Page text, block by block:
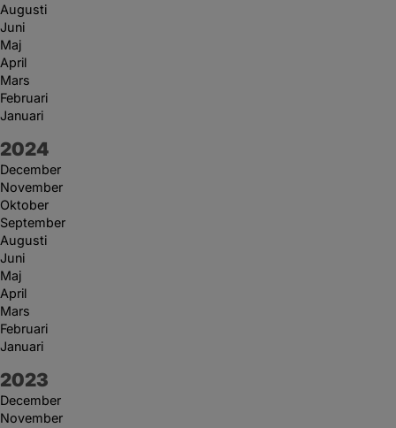
Augusti
Juni
Maj
April
Mars
Februari
Januari
År:
2024
December
November
Oktober
September
Augusti
Juni
Maj
April
Mars
Februari
Januari
År:
2023
December
November